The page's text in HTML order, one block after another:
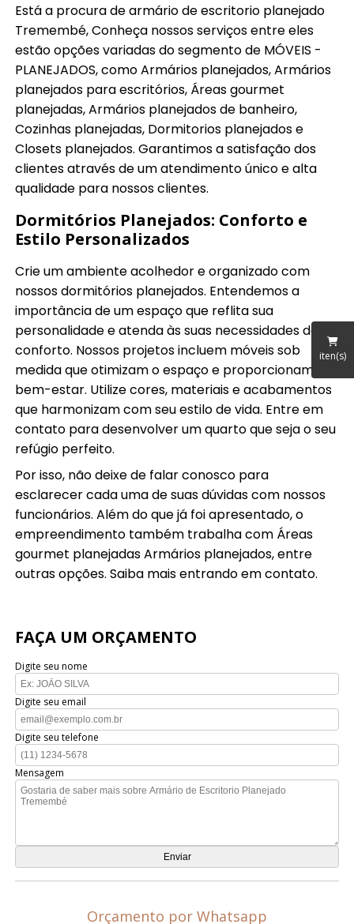
iten(s)
Está a procura de armário de escritorio planejado
Tremembé, Conheça nossos serviços entre eles
estão opções variadas do segmento de MÓVEIS -
PLANEJADOS, como Armários planejados, Armários
planejados para escritórios, Áreas gourmet
planejadas, Armários planejados de banheiro,
Cozinhas planejadas, Dormitorios planejados e
Closets planejados. Garantimos a satisfação dos
clientes através de um atendimento único e alta
qualidade para nossos clientes.
Dormitórios Planejados: Conforto e
Estilo Personalizados
Crie um ambiente acolhedor e organizado com
nossos dormitórios planejados. Entendemos a
importância de um espaço que reflita sua
personalidade e atenda às suas necessidades de
conforto. Nossos projetos incluem móveis sob
medida que otimizam o espaço e proporcionam
bem-estar. Utilize cores, materiais e acabamentos
que harmonizam com seu estilo de vida. Entre em
contato para desenvolver um quarto que seja o seu
refúgio perfeito.
Por isso, não deixe de falar conosco para
esclarecer cada uma de suas dúvidas com nossos
funcionários. Além do que já foi apresentado, o
empreendimento também trabalha com Áreas
gourmet planejadas Armários planejados, entre
outras opções. Saiba mais entrando em contato.
FAÇA UM ORÇAMENTO
Digite seu nome
Digite seu email
Digite seu telefone
Mensagem
Orçamento por Whatsapp